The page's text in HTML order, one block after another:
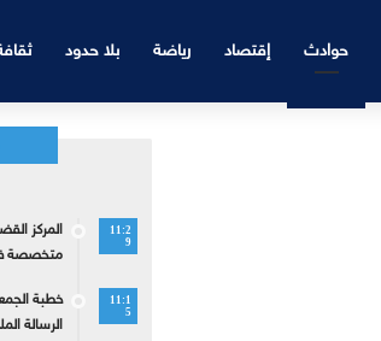
حوادث إقتصاد رياضة بلا حدود
11:2
9
المركز
متخصصة
11:1
5
خطبة
الرسالة